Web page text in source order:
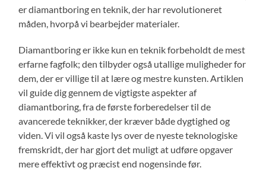
er diamantboring en teknik, der har revolutioneret
måden, hvorpå vi bearbejder materialer.
Diamantboring er ikke kun en teknik forbeholdt de mest
erfarne fagfolk; den tilbyder også utallige muligheder for
dem, der er villige til at lære og mestre kunsten. Artiklen
vil guide dig gennem de vigtigste aspekter af
diamantboring, fra de første forberedelser til de
avancerede teknikker, der kræver både dygtighed og
viden. Vi vil også kaste lys over de nyeste teknologiske
fremskridt, der har gjort det muligt at udføre opgaver
mere effektivt og præcist end nogensinde før.